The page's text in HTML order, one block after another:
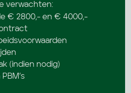
verwachten:
€ 2800,- en € 4000,-
(indien nodig)